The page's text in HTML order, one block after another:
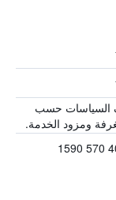
السياسات حسب
ومزود الخدمة.